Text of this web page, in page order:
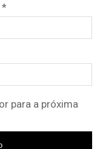
*
para a próxima